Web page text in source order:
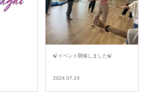
🍃イベント開催しました🍃
2024.07.24